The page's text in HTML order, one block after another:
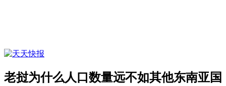
老挝为什么人口数量远不如其他东南亚国